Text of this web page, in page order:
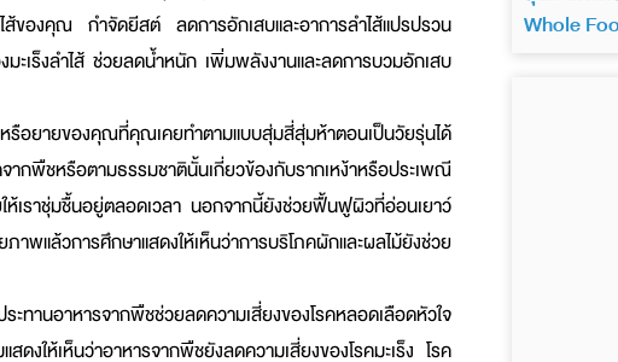
ส้ของคุณ กำจัดยีสต์ ลดการอักเสบและอาการลำไส้แปรปรวน
ะเร็งลำไส้ ช่วยลดน้ำหนัก เพิ่มพลังงานและลดการบวมอักเสบ
อยายของคุณที่คุณเคยทำตามแบบสุ่มสี่สุ่มห้าตอนเป็นวัยรุ่นได้
กพืชหรือตามธรรมชาตินั้นเกี่ยวข้องกับรากเหง้าหรือประเพณี
ห้เราชุ่มชื้นอยู่ตลอดเวลา นอกจากนี้ยังช่วยฟื้นฟูผิวที่อ่อนเยาว์
พแล้วการศึกษาแสดงให้เห็นว่าการบริโภคผักและผลไม้ยังช่วย
ะทานอาหารจากพืชช่วยลดความเสี่ยงของโรคหลอดเลือดหัวใจ
ดงให้เห็นว่าอาหารจากพืชยังลดความเสี่ยงของโรคมะเร็ง โรค
Whole